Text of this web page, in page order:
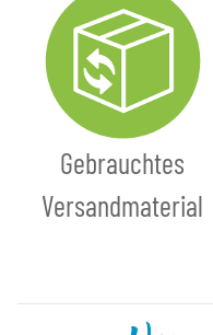
Gebrauchtes
Versandmaterial